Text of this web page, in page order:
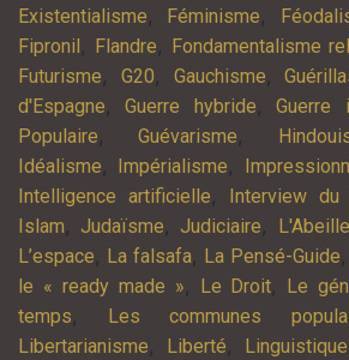
Existentialisme, Féminisme,
Fipronil , Flandre, Fondamentalisme
Futurisme, G20, Gauchisme,
d'Espagne,Guerre hybride,Guerre
Populaire,Guévarisme,
Idéalisme, Impérialisme,
Intelligence artificielle, Interview
Islam, Judaïsme, Judiciaire,
L’espace, La falsafa, La Pensé-Guide,
le « ready made », Le Droit, Le
temps, Les communes
Libertarianisme, Liberté, Linguistique